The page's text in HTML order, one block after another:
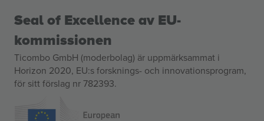
Seal of Excellence av EU-
kommissionen
Ticombo GmbH (moderbolag) är uppmärksammat i
Horizon 2020, EU:s forsknings- och innovationsprogram,
för sitt förslag nr 782393.